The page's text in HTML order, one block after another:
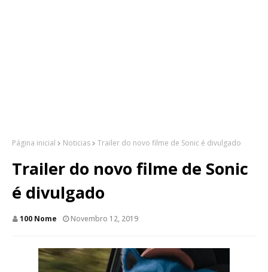
Página inicial Noticias Trailer do novo filme de Sonic é divulgado
Trailer do novo filme de Sonic
é divulgado
100 Nome Novembro 12, 2019